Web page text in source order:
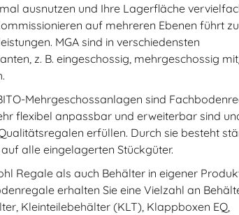
ausnutzen und Ihre Lagerfläche
auf mehreren Ebenen führt
MGA sind in verschiedensten
z. B. eingeschossig, mehrgeschossig
Mehrgeschossanlagen sind
flexibel anpassbar und erweiterbar sind
erfüllen. Durch sie besteht
alle eingelagerten Stückgüter.
Regale als auch Behälter in eigener
erhalten Sie eine Vielzahl an
Kleinteilebehälter (KLT), Klappboxen EQ,